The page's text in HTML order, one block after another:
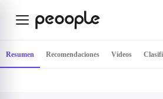
Resumen Recomendaciones Vídeos